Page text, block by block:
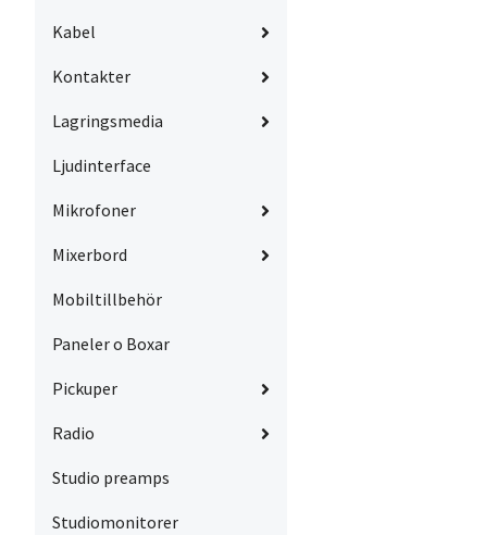
Kabel
Kontakter
Lagringsmedia
Ljudinterface
Mikrofoner
Mixerbord
Mobiltillbehör
Paneler o Boxar
Pickuper
Radio
Studio preamps
Studiomonitorer